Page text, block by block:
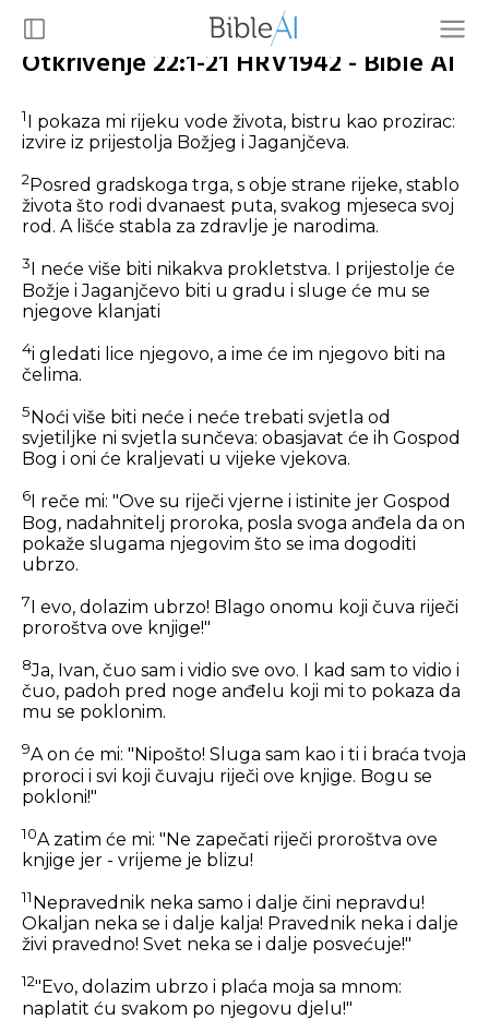
Otkrivenje 22:1-21 HRV1942 - Bible AI
1I pokaza mi rijeku vode života, bistru kao prozirac:
izvire iz prijestolja Božjeg i Jaganjčeva.
2 Posred gradskoga trga, s obje strane rijeke, stablo
života što rodi dvanaest puta, svakog mjeseca svoj
rod. A lišće stabla za zdravlje je narodima.
3
I neće više biti nikakva prokletstva. I prijestolje će
Božje i Jaganjčevo biti u gradu i sluge će mu se
njegove klanjati
4i gledati lice njegovo, a ime će im njegovo biti na
čelima.
5 Noći više biti neće i neće trebati svjetla od
svjetiljke ni svjetla sunčeva: obasjavat će ih Gospod
Bog i oni će kraljevati u vijeke vjekova.
6 I reče mi: "Ove su riječi vjerne i istinite jer Gospod
Bog, nadahnitelj proroka, posla svoga anđela da on
pokaže slugama njegovim što se ima dogoditi
ubrzo.
7I evo, dolazim ubrzo! Blago onomu koji čuva riječi
proroštva ove knjige!"
8Ja, Ivan, čuo sam i vidio sve ovo. I kad sam to vidio i
čuo, padoh pred noge anđelu koji mi to pokaza da
mu se poklonim.
9A on će mi: "Nipošto! Sluga sam kao i ti i braća tvoja
proroci i svi koji čuvaju riječi ove knjige. Bogu se
pokloni!"
10A zatim će mi: "Ne zapečati riječi proroštva ove
knjige jer - vrijeme je blizu!
11 Nepravednik neka samo i dalje čini nepravdu!
Okaljan neka se i dalje kalja! Pravednik neka i dalje
živi pravedno! Svet neka se i dalje posvećuje!"
12"Evo, dolazim ubrzo i plaća moja sa mnom:
naplatit ću svakom po njegovu djelu!"